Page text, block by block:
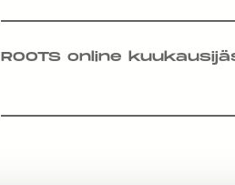
ROOTS online